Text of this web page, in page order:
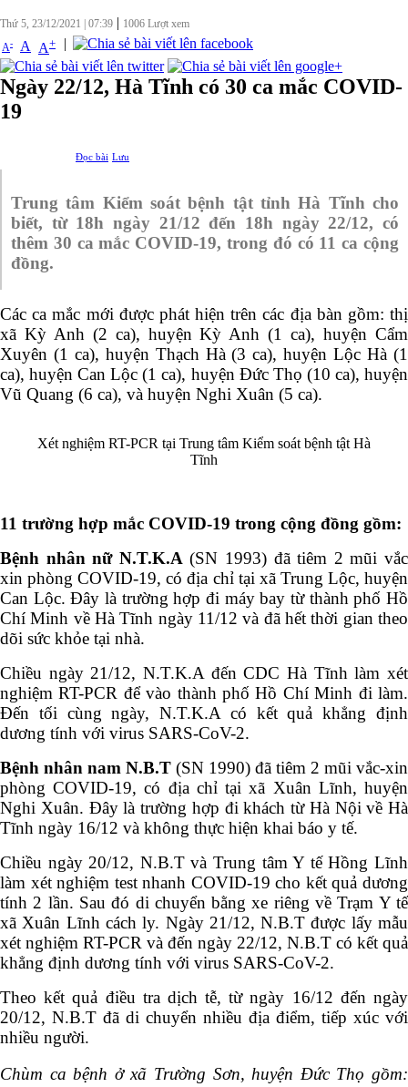
Thứ 5, 23/12/2021 07:39 | 1006 Lượt xem
A- A A+ |
Ngày 22/12, Hà Tĩnh có 30 ca mắc COVID-
19
Đọc bài Lưu
Trung tâm Kiểm soát bệnh tật tỉnh Hà Tĩnh cho
biết, từ 18h ngày 21/12 đến 18h ngày 22/12, có
thêm 30 ca mắc COVID-19, trong đó có 11 ca cộng
đồng.
Các ca mắc mới được phát hiện trên các địa bàn gồm: thị
xã Kỳ Anh (2 ca), huyện Kỳ Anh (1 ca), huyện Cẩm
Xuyên (1 ca), huyện Thạch Hà (3 ca), huyện Lộc Hà (1
ca), huyện Can Lộc (1 ca), huyện Đức Thọ (10 ca), huyện
Vũ Quang (6 ca), và huyện Nghi Xuân (5 ca).
Xét nghiệm RT-PCR tại Trung tâm Kiểm soát bệnh tật Hà
Tĩnh
11 trường hợp mắc COVID-19 trong cộng đồng gồm:
Bệnh nhân nữ N.T.K.A (SN 1993) đã tiêm 2 mũi vắc
xin phòng COVID-19, có địa chỉ tại xã Trung Lộc, huyện
Can Lộc. Đây là trường hợp đi máy bay từ thành phố Hồ
Chí Minh về Hà Tĩnh ngày 11/12 và đã hết thời gian theo
dõi sức khỏe tại nhà.
Chiều ngày 21/12, N.T.K.A đến CDC Hà Tĩnh làm xét
nghiệm RT-PCR để vào thành phố Hồ Chí Minh đi làm.
Đến tối cùng ngày, N.T.K.A có kết quả khẳng định
dương tính với virus SARS-CoV-2.
Bệnh nhân nam N.B.T (SN 1990) đã tiêm 2 mũi vắc-xin
phòng COVID-19, có địa chỉ tạixã Xuân Lĩnh, huyện
Nghi Xuân. Đây là trường hợp đi khách từ Hà Nội về Hà
Tĩnh ngày 16/12 và không thực hiện khai báo y tế.
Chiều ngày 20/12, N.B.T và Trung tâm Y tế Hồng Lĩnh
làm xét nghiệm test nhanh COVID-19 cho kết quả dương
tính 2 lần. Sau đó di chuyển bằng xe riêng về Trạm Y tế
xã Xuân Lĩnh cách ly. Ngày 21/12, N.B.T được lấy mẫu
xét nghiệm RT-PCR và đến ngày 22/12, N.B.T có kết quả
khẳng định dương tính với virus SARS-CoV-2.
Theo kết quả điều tra dịch tễ, từ ngày 16/12 đến ngày
20/12, N.B.T đã di chuyển nhiều địa điểm, tiếp xúc với
nhiều người.
Chùm ca bệnh ở xã Trường Sơn, huyện Đức Thọ gồm: